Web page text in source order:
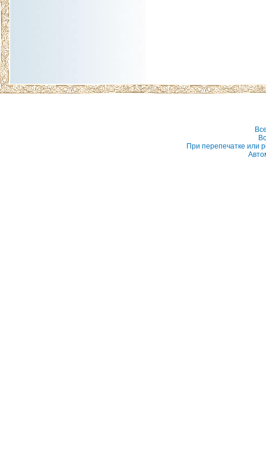
При перепечатке или